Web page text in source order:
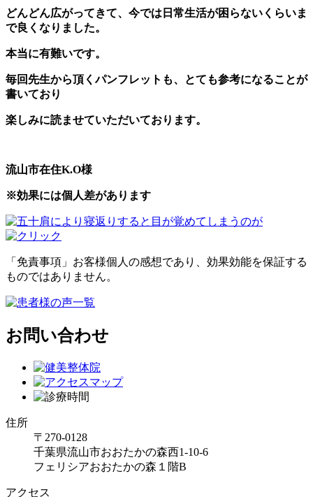
どんどん広がってきて、今では日常生活が困らないくらいま
で良くなりました。
本当に有難いです。
毎回先生から頂くパンフレットも、とても参考になることが
書いており
楽しみに読ませていただいております。
流山市在住K.O様
※効果には個人差があります
「免責事項」お客様個人の感想であり、効果効能を保証する
ものではありません。
お問い合わせ
住所
〒270-0128
千葉県流山市おおたかの森西1-10-6
フェリシアおおたかの森１階B
アクセス